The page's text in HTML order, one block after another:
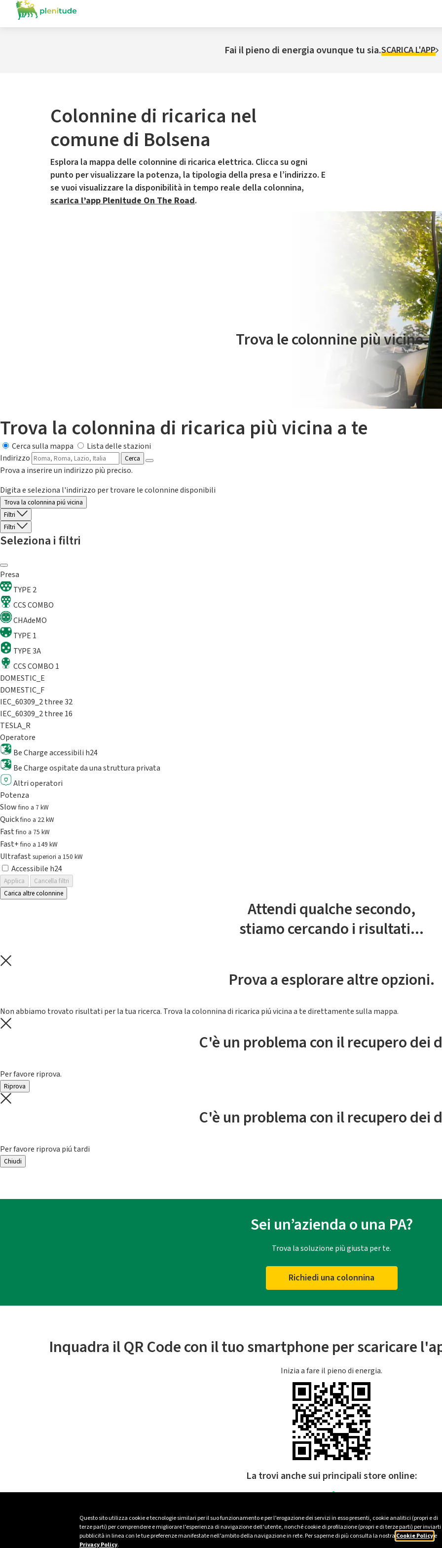
Questo sito utilizza cookie e tecnologie similari per il suo funzionamento e per l’erogazione dei servizi in esso presenti, cookie analitici (propri e di
terze parti) per comprendere e migliorare l’esperienza di navigazione dell’utente, nonché cookie di profilazione (propri e di terze parti) per inviarti
pubblicità in linea con le tue preferenze manifestate nell’ambito della navigazione in rete. Per saperne di più consulta la nostra Cookie Policye
Privacy Policy.
Fai il pieno di energia ovunque tu sia.SCARICA L'APP
Colonnine di ricarica nel
comune di Bolsena
Esplora la mappa delle colonnine di ricarica elettrica. Clicca su ogni
punto per visualizzare la potenza, la tipologia della presa e l’indirizzo. E
se vuoi visualizzare la disponibilità in tempo reale della colonnina,
scarica l’app Plenitude On The Road.
Il servizio di mobilità elettrica è gestito da Plenitude On The Road
Trova le colonnine più vicine.
Trova la colonnina di ricarica più vicina a te
Cerca sulla mappa
Lista delle stazioni
Indirizzo
Cerca
Prova a inserire un indirizzo più preciso.
Digita e seleziona l'indirizzo per trovare le colonnine disponibili
Trova la colonnina piú vicina
Filtri
Filtri
Seleziona i filtri
Presa
TYPE 2
CCS COMBO
CHAdeMO
TYPE 1
TYPE 3A
CCS COMBO 1
DOMESTIC_E
DOMESTIC_F
IEC_60309_2 three 32
IEC_60309_2 three 16
TESLA_R
Operatore
Be Charge accessibili h24
Be Charge ospitate da una struttura privata
Altri operatori
Potenza
Slowfino a 7 kW
Quickfino a 22 kW
Fastfino a 75 kW
Fast+fino a 149 kW
Ultrafast superiori a 150 kW
Accessibile h24
Applica
Cancella filtri
Carica altre colonnine
Attendi qualche secondo,
stiamo cercando i risultati...
Prova a esplorare altre opzioni.
Non abbiamo trovato risultati per la tua ricerca. Trova la colonnina di ricarica piú vicina a te direttamente sulla mappa.
C'è un problema con il recupero dei
Per favore riprova.
Riprova
C'è un problema con il recupero dei
Per favore riprova piú tardi
Chiudi
Sei un’azienda o una PA?
Trova la soluzione più giusta per te.
Richiedi una colonnina
Inquadra il QR Code con il tuo smartphone per scaricare
Inizia a fare il pieno di energia.
La trovi anche sui principali store online: